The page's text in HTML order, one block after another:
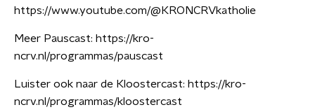
https://www.youtube.com/@KRONCRVkatholie
Meer Pauscast: https://kro-
ncrv.nl/programmas/pauscast
Luister ook naar de Kloostercast: https://kro-
ncrv.nl/programmas/kloostercast